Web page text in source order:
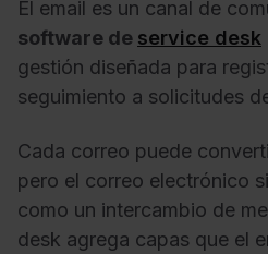
El email es un canal de
software de service desk
gestión diseñada para
seguimiento a solicitudes
Cada correo puede
pero el correo electrónico
como un intercambio de
desk agrega capas que el